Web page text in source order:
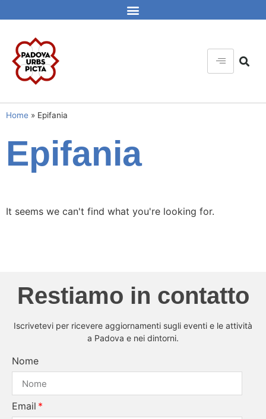
Home » Epifania
Epifania
It seems we can't find what you're looking for.
Restiamo in contatto
Iscrivetevi per ricevere aggiornamenti sugli eventi e le attività
a Padova e nei dintorni.
Nome
Email